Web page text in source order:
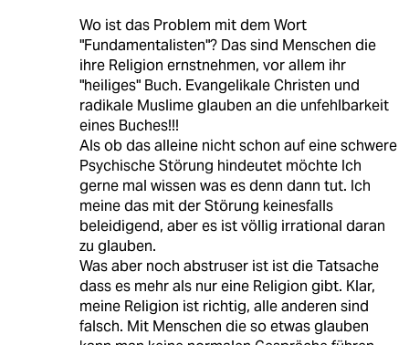
Wo ist das Problem mit dem Wort
"Fundamentalisten"? Das sind Menschen die
ihre Religion ernstnehmen, vor allem ihr
"heiliges" Buch. Evangelikale Christen und
radikale Muslime glauben an die unfehlbarkeit
eines Buches!!!
Als ob das alleine nicht schon auf eine schwere
Psychische Störung hindeutet möchte Ich
gerne mal wissen was es denn dann tut. Ich
meine das mit der Störung keinesfalls
beleidigend, aber es ist völlig irrational daran
zu glauben.
Was aber noch abstruser ist ist die Tatsache
dass es mehr als nur eine Religion gibt. Klar,
meine Religion ist richtig, alle anderen sind
falsch. Mit Menschen die so etwas glauben